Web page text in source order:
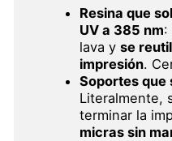
Resina que
UV a 385 nm:
lava y se
impresión.
Soportes que
Literalmente,
terminar la
micras sin